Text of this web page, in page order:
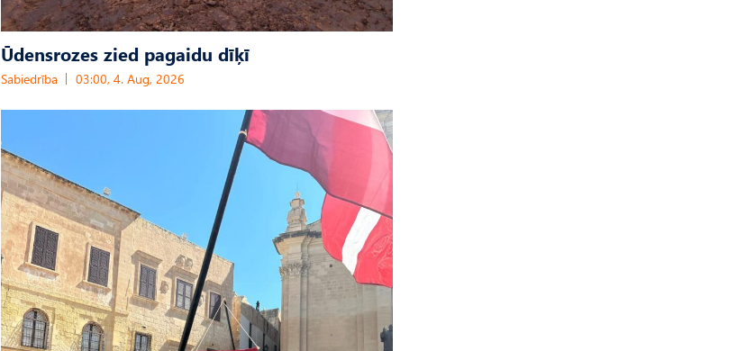
Ūdensrozes zied pagaidu dīķī
Sabiedrība 03:00, 4. Aug, 2026